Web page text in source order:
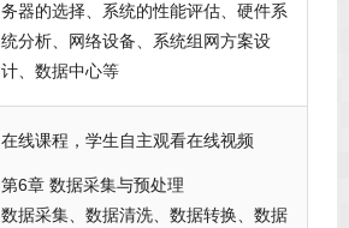
务器的选择、系统的性能评估、硬件系
统分析、网络设备、系统组网方案设
计、数据中心等
在线课程，学生自主观看在线视频
第6章 数据采集与预处理
数据采集、数据清洗、数据转换、数据